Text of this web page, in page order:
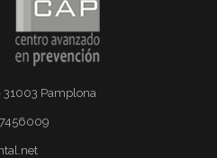
31003 Pamplona